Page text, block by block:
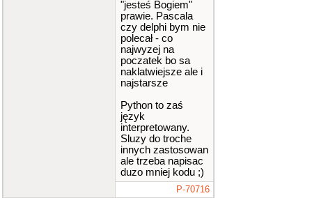
"jesteś Bogiem"
prawie. Pascala
czy delphi bym nie
polecał - co
najwyzej na
poczatek bo sa
naklatwiejsze ale i
najstarsze
Python to zaś
język
interpretowany.
Sluzy do troche
innych zastosowan
ale trzeba napisac
duzo mniej kodu ;)
P-70716